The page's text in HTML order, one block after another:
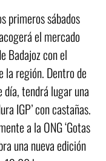
primeros sábados
el mercado
Badajoz con el
la región. Dentro de
día, tendrá lugar una
IGP’ con castañas.
a la ONG ‘Gotas
una nueva edición